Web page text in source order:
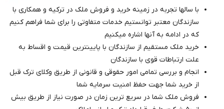
با سالها تجربه در زمینه خرید و فروش ملک در ترکیه و همکاری با
سازندگان معتبر توانستیم خدمات متفاوتی را برای شما فراهم کنیم
که در ادامه به آنها اشاره میکنیم
خرید ملک مستقیم از سازندگان با پایینترین قیمت و اقساط به
علت ارتباطات قوی با سازندگان
انجام و بررسی تمامی امور حقوقی و قانونی از طریق وکلای ترک ‌قبل
از خرید شما جهت حفظ امنیت سرمایه شما
فروش ملک شما در سریع ترین زمان در صورت نیاز از طریق بیش